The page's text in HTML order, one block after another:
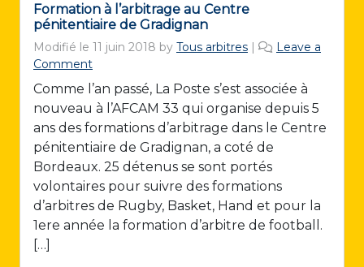
Formation à l’arbitrage au Centre
pénitentiaire de Gradignan
Modifié le 11 juin 2018 by Tous arbitres |
Leave a
Comment
Comme l’an passé, La Poste s’est associée à
nouveau à l’AFCAM 33 qui organise depuis 5
ans des formations d’arbitrage dans le Centre
pénitentiaire de Gradignan, a coté de
Bordeaux. 25 détenus se sont portés
volontaires pour suivre des formations
d’arbitres de Rugby, Basket, Hand et pour la
1ere année la formation d’arbitre de football.
[…]